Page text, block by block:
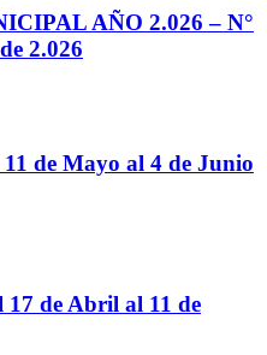
AÑO 2.026 – N°
2.026
de Mayo al 4 de Junio
17 de Abril al 11 de